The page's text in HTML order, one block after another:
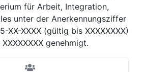
für Arbeit, Integration,
unter der Anerkennungsziffer
XX-XXXX (gültig bis XXXXXXXX)
genehmigt.